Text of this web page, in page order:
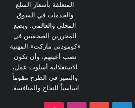
المتعلقة بأسعار السلع
والخدمات في السوق
المحلي والعالمي. ويضع
المحررين الصحفيين في
«كومودتي ماركت» المهنية
نصب أعينهم، وأن تكون
الاستقلالية أسلوب عمل،
والتميز في الطرح مقوماً
اساسياً للنجاح والمنافسة.